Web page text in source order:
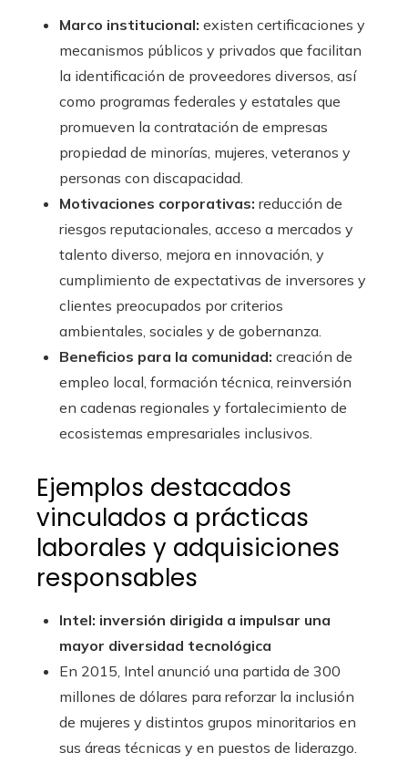
Marco institucional: existen certificaciones y
mecanismos públicos y privados que facilitan
la identificación de proveedores diversos, así
como programas federales y estatales que
promueven la contratación de empresas
propiedad de minorías, mujeres, veteranos y
personas con discapacidad.
Motivaciones corporativas: reducción de
riesgos reputacionales, acceso a mercados y
talento diverso, mejora en innovación, y
cumplimiento de expectativas de inversores y
clientes preocupados por criterios
ambientales, sociales y de gobernanza.
Beneficios para la comunidad: creación de
empleo local, formación técnica, reinversión
en cadenas regionales y fortalecimiento de
ecosistemas empresariales inclusivos.
Ejemplos destacados
vinculados a prácticas
laborales y adquisiciones
responsables
Intel: inversión dirigida a impulsar una
mayor diversidad tecnológica
En 2015, Intel anunció una partida de 300
millones de dólares para reforzar la inclusión
de mujeres y distintos grupos minoritarios en
sus áreas técnicas y en puestos de liderazgo.